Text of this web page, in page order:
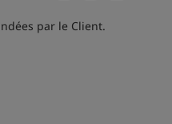
par le Client.